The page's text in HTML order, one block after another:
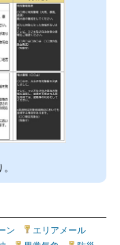
ン エリアメール